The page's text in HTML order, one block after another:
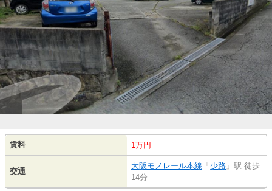
賃料 1万円
交通
大阪モノレール本線 「 少路 」駅 徒歩
14分